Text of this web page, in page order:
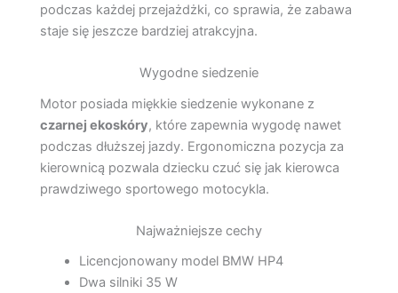
podczas każdej przejażdżki, co sprawia, że zabawa
staje się jeszcze bardziej atrakcyjna.
Wygodne siedzenie
Motor posiada miękkie siedzenie wykonane z
czarnej ekoskóry, które zapewnia wygodę nawet
podczas dłuższej jazdy. Ergonomiczna pozycja za
kierownicą pozwala dziecku czuć się jak kierowca
prawdziwego sportowego motocykla.
Najważniejsze cechy
Licencjonowany model BMW HP4
Dwa silniki 35 W